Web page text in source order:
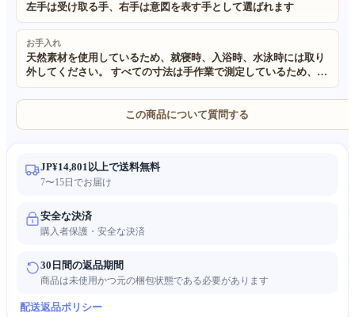
左手は受け取る手、右手は意図を表す手として選ばれます
お手入れ
天然素材を使用しているため、就寝時、入浴時、水泳時には取り
外してください。 すべての寸法は手作業で測定しているため、
±0.5cm 程度の誤差が生じる場合があります。予めご了承くださ
い。 当社のすべての製品に使用されている素材は 100% 天然で環
境に優しいものです。 手作りかつ天然素材を使用しているため、
わずかな不規則さが生じる場合があります。また、照明やモニタ
ーの設定により、実物の色が画像と若干異なる場合があります。
この商品について質問する
JP¥14,801以上で送料無料
7〜15日でお届け
安全な決済
購入者保護・安全な決済
30日間の返品期間
商品は未使用かつ元の梱包状態である必要があります
配送返品ポリシー